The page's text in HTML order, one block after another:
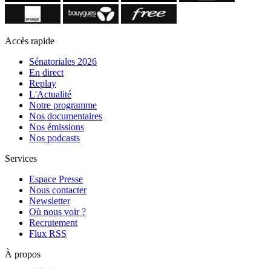
Accès rapide
Sénatoriales 2026
En direct
Replay
L'Actualité
Notre programme
Nos documentaires
Nos émissions
Nos podcasts
Services
Espace Presse
Nous contacter
Newsletter
Où nous voir ?
Recrutement
Flux RSS
À propos